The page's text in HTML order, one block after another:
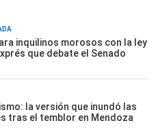
inquilinos morosos con la ley
que debate el Senado
la versión que inundó las
tras el temblor en Mendoza